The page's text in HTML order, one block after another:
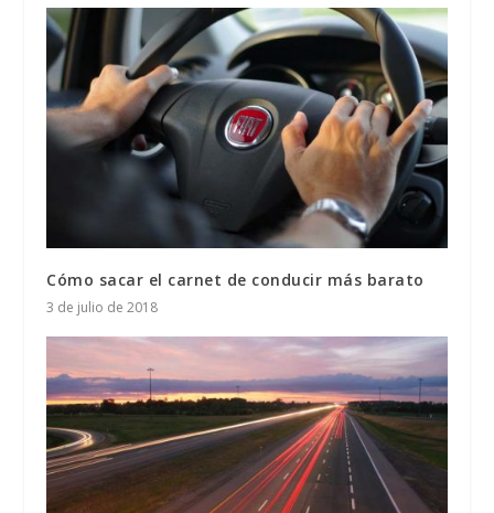
Cómo sacar el carnet de conducir más barato
3 de julio de 2018